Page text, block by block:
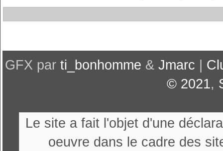
GFX par ti_bonhomme & Jmarc
© 2021,
Le site a fait l'objet d'une
oeuvre dans le cadre des